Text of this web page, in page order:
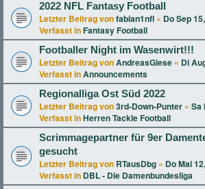
2022 NFL Fantasy Football
Letzter Beitrag vonfabian1nfl « Do Sep
Verfasst in Fantasy Football
Footballer Night im Wasenwirt!!!
Letzter Beitrag vonAndreasGiese « Di
Verfasst inAnnouncements
Regionalliga Ost Süd 2022
Letzter Beitrag von3rd-Down-Punter « Sa
Verfasst inHerren Tackle Football
Scrimmagepartner für 9er
gesucht
Letzter Beitrag von RTausDbg « Do Mai
Verfasst in DBL - Die Damenbundesliga